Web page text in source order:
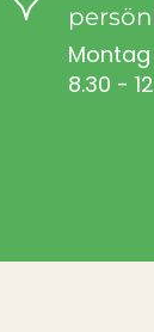
8.30 -